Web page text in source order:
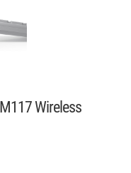
Wireless